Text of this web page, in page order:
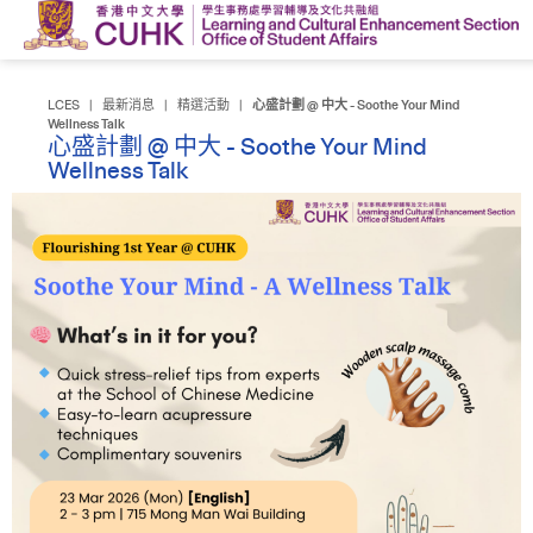
LCES | 最新消息 | 精選活動 | 心盛計劃 @ 中大 - Soothe Your Mind
Wellness Talk
心盛計劃 @ 中大 - Soothe Your Mind
Wellness Talk